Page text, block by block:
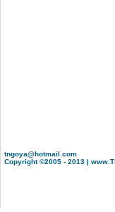
tngoya@hotmail.com
Copyright ©2005 - 2013 |